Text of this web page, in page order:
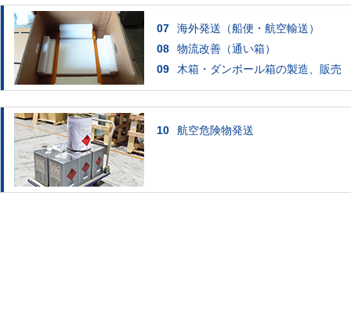
07
海外発送（船便・航空輸送）
08
物流改善（通い箱）
09
木箱・ダンボール箱の製造、販売
10 航空危険物発送